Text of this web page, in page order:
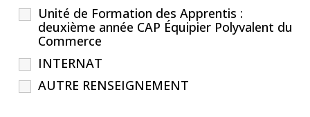
Unité de Formation des Apprentis :
deuxième année CAP Équipier Polyvalent du
Commerce
INTERNAT
AUTRE RENSEIGNEMENT